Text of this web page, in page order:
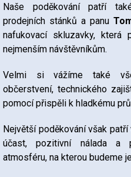
Naše poděkování patří
prodejních stánků a panu
nafukovací skluzavky,
nejmenším návštěvníkům.
Velmi si vážíme také
občerstvení, technického
pomocí přispěli k hladkému
Největší poděkování však
účast, pozitivní nálada a
atmosféru, na kterou budeme